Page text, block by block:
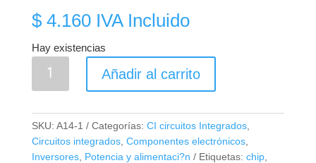
$4.160 IVA Incluido
Hay existencias
HC14
Lógico
Schmitt
Trigger
Añadir al carrito
SKU: A14-1 Categorías: CI circuitos Integrados,
Circuitos integrados, Componentes electrónicos,
Inversores, Potencia y alimentaci?n Etiquetas: chip,